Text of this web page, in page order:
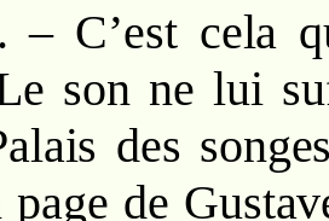
. – C’est cela
son ne lui
des
page de